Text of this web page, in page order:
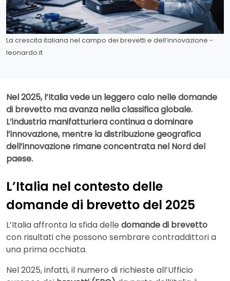
La crescita italiana nel campo dei brevetti e dell’innovazione -
leonardo.it
Nel 2025, l’Italia vede un leggero calo nelle domande
di brevetto ma avanza nella classifica globale.
L’industria manifatturiera continua a dominare
l’innovazione, mentre la distribuzione geografica
dell’innovazione rimane concentrata nel Nord del
paese.
L’Italia nel contesto delle
domande di brevetto del 2025
L’Italia affronta la sfida delle domande di brevetto
con risultati che possono sembrare contraddittori a
una prima occhiata.
Nel 2025, infatti, il numero di richieste all’Ufficio